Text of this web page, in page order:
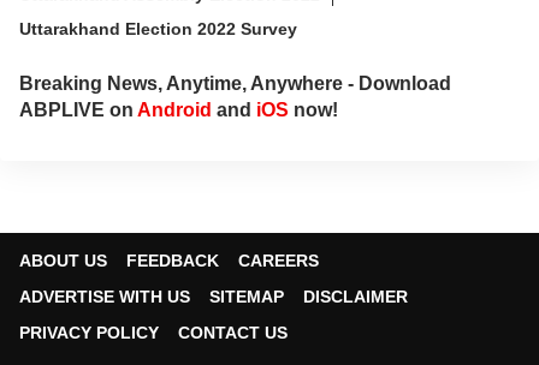
Uttarakhand Election 2022 Survey
Breaking News, Anytime, Anywhere - Download
ABPLIVE on Android and iOS now!
ABOUT US FEEDBACK
CAREERS
ADVERTISE WITH US
SITEMAP
DISCLAIMER
PRIVACY POLICY
CONTACT US